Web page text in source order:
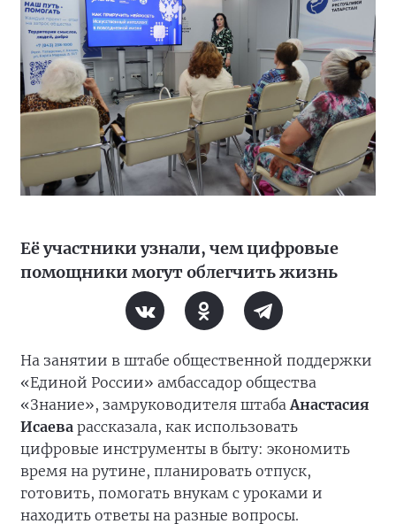
Её участники узнали, чем цифровые
помощники могут облегчить жизнь
На занятии в штабе общественной поддержки
«Единой России» амбассадор общества
«Знание», замруководителя штабаАнастасия
Исаева рассказала, как использовать
цифровые инструменты в быту: экономить
время на рутине, планировать отпуск,
готовить, помогать внукам с уроками и
находить ответы на разные вопросы.